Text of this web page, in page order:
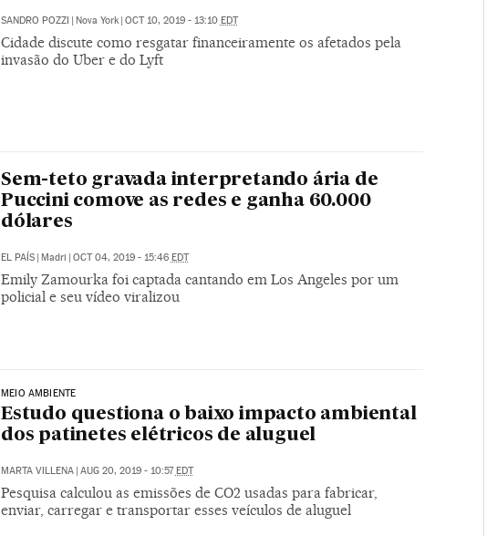
SANDRO POZZI | Nova York | OCT 10, 2019 - 13:10 EDT
Cidade discute como resgatar financeiramente os afetados pela
invasão do Uber e do Lyft
Sem-teto gravada interpretando ária de
Puccini comove as redes e ganha 60.000
dólares
EL PAÍS | Madri | OCT 04, 2019 - 15:46 EDT
Emily Zamourka foi captada cantando em Los Angeles por um
policial e seu vídeo viralizou
MEIO AMBIENTE
Estudo questiona o baixo impacto ambiental
dos patinetes elétricos de aluguel
MARTA VILLENA | AUG 20, 2019 - 10:57EDT
Pesquisa calculou as emissões de CO2 usadas para fabricar,
enviar, carregar e transportar esses veículos de aluguel